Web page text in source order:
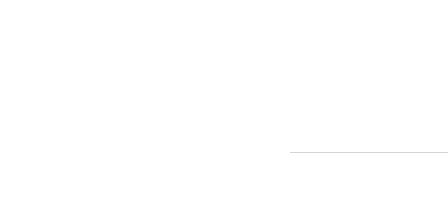
쌀